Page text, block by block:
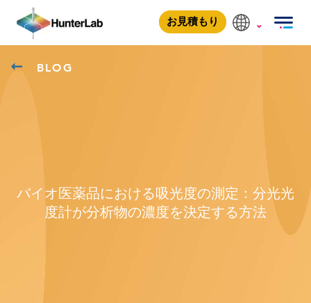
お見積もり
BLOG
バイオ医薬品における吸光度の測定：分光光
度計が分析物の濃度を決定する方法